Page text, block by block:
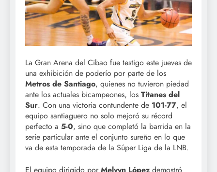
La Gran Arena del Cibao fue testigo este jueves de
una exhibición de poderío por parte de los
Metros de Santiago, quienes no tuvieron piedad
ante los actuales bicampeones, los Titanes del
Sur. Con una victoria contundente de 101-77, el
equipo santiaguero no solo mejoró su récord
perfecto a 5-0, sino que completó la barrida en la
serie particular ante el conjunto sureño en lo que
va de esta temporada de la Súper Liga de la LNB.
El equipo dirigido por Melvyn López demostró